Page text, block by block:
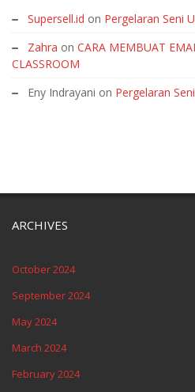
Supersell.id on Pergelaran Seni
Zahra on CARA MEMBUAT
CLASSROOM
Eny Indrayani on Pergelaran
ARCHIVES
October 2024
September 2024
May 2024
March 2024
February 2024